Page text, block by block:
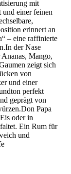
mit
und einer feinen
erinnert an
– eine raffinierte
der Nase
Mango,
zeigt sich
von
und einer
perfekt
geprägt von
Papa
oder in
Ein Rum für
und